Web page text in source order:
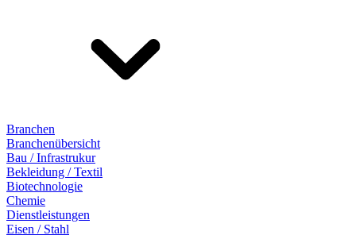
Branchen
Branchenübersicht
Bau / Infrastrukur
Bekleidung / Textil
Biotechnologie
Chemie
Dienstleistungen
Eisen / Stahl